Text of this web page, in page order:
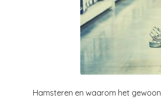
Hamsteren en waarom het